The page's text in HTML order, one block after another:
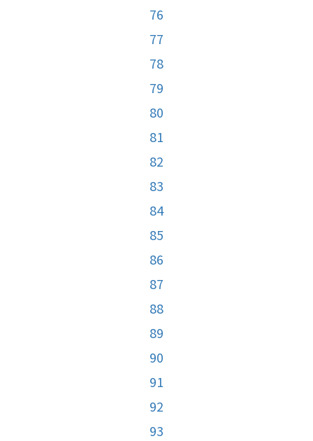
76
77
78
79
80
81
82
83
84
85
86
87
88
89
90
91
92
93